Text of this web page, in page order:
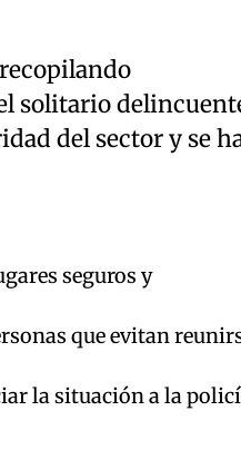
solitario
del sector y se
seguros y
que evitan
la situación a la